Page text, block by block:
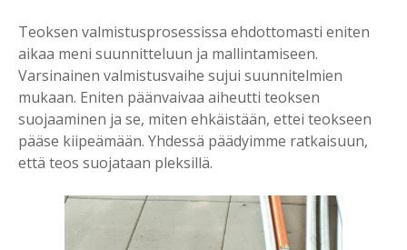
Teoksen valmistusprosessissa ehdottomasti eniten
aikaa meni suunnitteluun ja mallintamiseen.
Varsinainen valmistusvaihe sujui suunnitelmien
mukaan. Eniten päänvaivaa aiheutti teoksen
suojaaminen ja se, miten ehkäistään, ettei teokseen
pääse kiipeämään. Yhdessä päädyimme ratkaisuun,
että teos suojataan pleksillä.